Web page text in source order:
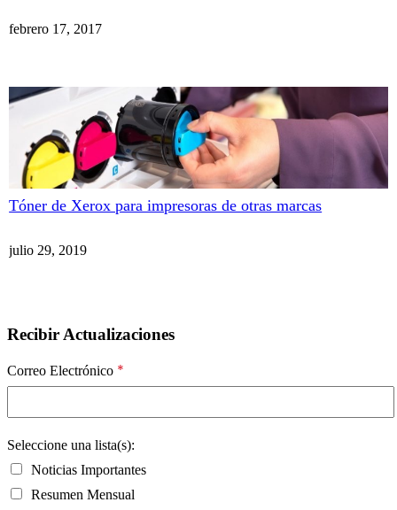
febrero 17, 2017
Tóner de Xerox para impresoras de otras marcas
julio 29, 2019
Recibir Actualizaciones
Correo Electrónico *
Seleccione una lista(s):
Noticias Importantes
Resumen Mensual